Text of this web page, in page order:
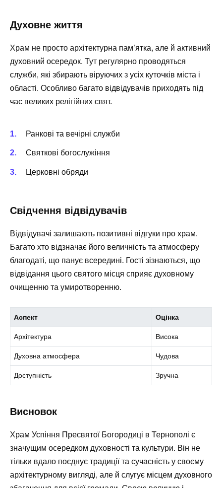
Духовне життя
Храм не просто архітектурна пам’ятка, але й активний
духовний осередок. Тут регулярно проводяться
служби, які збирають віруючих з усіх куточків міста і
області. Особливо багато відвідувачів приходять під
час великих релігійних свят.
Ранкові та вечірні служби
Святкові богослужіння
Церковні обряди
Свідчення відвідувачів
Відвідувачі залишають позитивні відгуки про храм.
Багато хто відзначає його величність та атмосферу
благодаті, що панує всередині. Гості зізнаються, що
відвідання цього святого місця сприяє духовному
очищенню та умиротворенню.
Аспект Оцінка
Архітектура Висока
Духовна атмосфера Чудова
Доступність Зручна
Висновок
Храм Успіння Пресвятої Богородиці в Тернополі є
значущим осередком духовності та культури. Він не
тільки вдало поєднує традиції та сучасність у своєму
архітектурному вигляді, але й слугує місцем духовного